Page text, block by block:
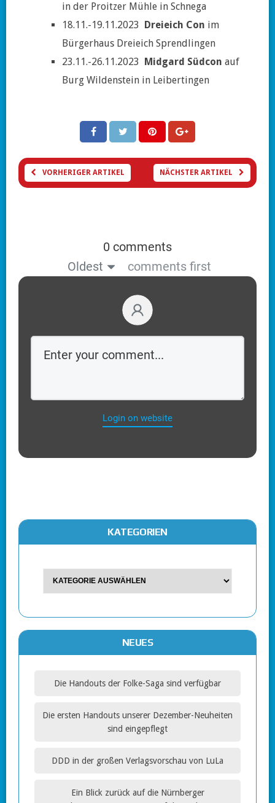
in der Proitzer Mühle in Schnega
18.11.-19.11.2023 Dreieich Con im
Bürgerhaus Dreieich Sprendlingen
23.11.-26.11.2023 Midgard Südcon auf
Burg Wildenstein in Leibertingen
VORHERIGER ARTIKEL NÄCHSTER ARTIKEL
0 comments
Oldest
comments first
Login on website
KATEGORIEN
NEUES
Die Handouts der Folke-Saga sind verfügbar
Die ersten Handouts unserer Dezember-Neuheiten
sind eingepflegt
DDD in der großen Verlagsvorschau von LuLa
Ein Blick zurück auf die Nürnberger